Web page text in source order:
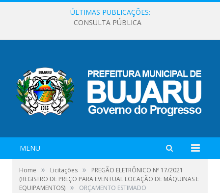
ÚLTIMAS PUBLICAÇÕES:
CONSULTA PÚBLICA
MENU
Home » Licitações »
PREGÃO ELETRÔNICO Nº 17/2021
(REGISTRO DE PREÇO PARA EVENTUAL LOCAÇÃO DE MÁQUINAS E
EQUIPAMENTOS) » ORÇAMENTO ESTIMADO